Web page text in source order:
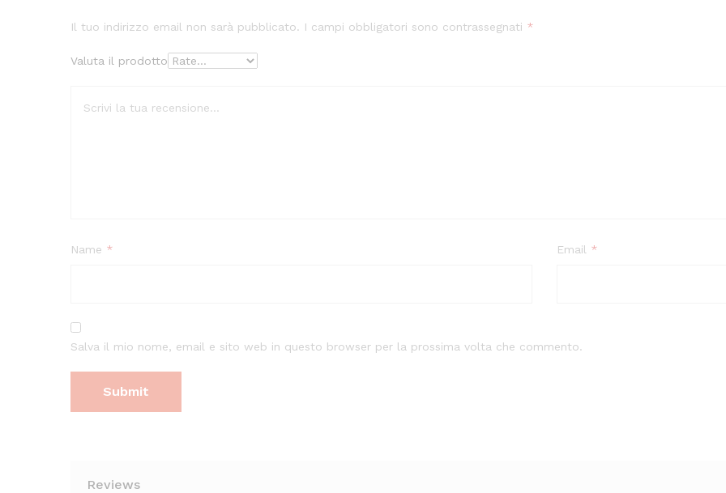
Il tuo indirizzo email non sarà pubblicato. I campi obbligatori sono contrassegnati *
Valuta il prodotto
Name * Email *
Salva il mio nome, email e sito web in questo browser per la prossima volta che commento.
Reviews